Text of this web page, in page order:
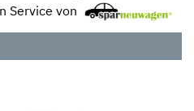
Service von